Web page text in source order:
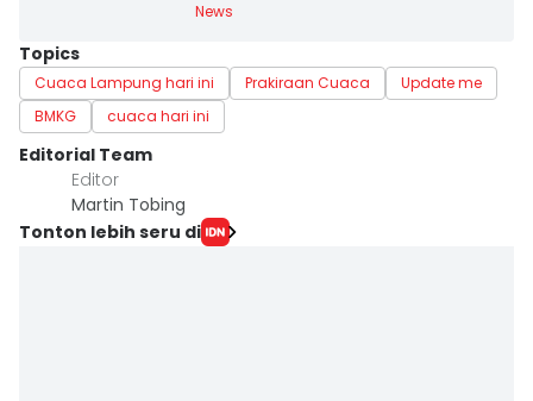
News
Topics
Cuaca Lampung hari ini Prakiraan Cuaca
Update me
BMKG
cuaca hari ini
Editorial Team
Editor
Martin Tobing
Tonton lebih seru di